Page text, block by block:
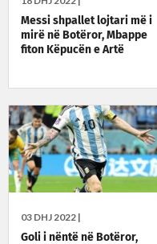
Messi shpallet lojtari më i
mirë në Botëror, Mbappe
fiton Këpucën e Artë
03 DHJ 2022 |
Goli i nëntë në Botëror,